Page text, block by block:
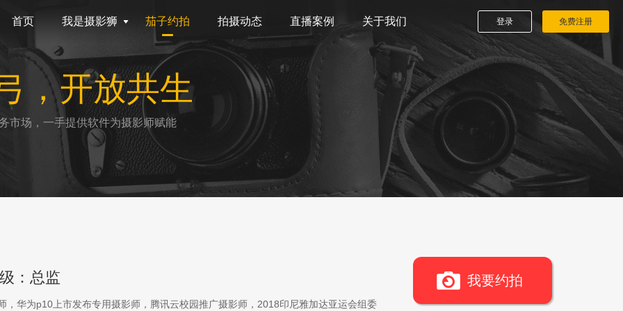
首页 我是摄影狮 茄子约拍 拍摄动态 直播案例 关于我们 登录 免费注册
，开放共生
市场，一手提供软件为摄影师赋能
：总监
，华为p10上市发布专用摄影师，腾讯云校园推广摄影师，2018印尼雅加达亚运会组委
我要约拍